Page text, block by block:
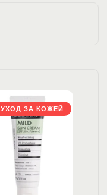
УХОД ЗА КОЖЕЙ